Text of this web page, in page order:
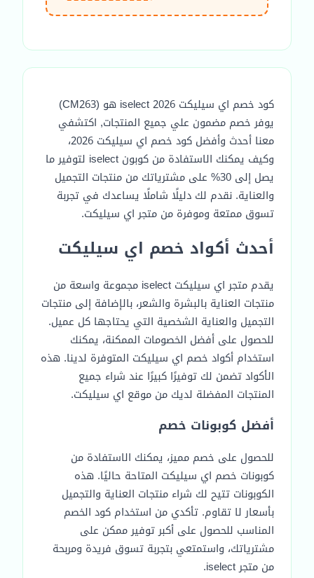
كود خصم اي سيليكت iselect 2026 هو (CM263)
يوفر خصم مضمون علي جميع المنتجات, اكتشفي
معنا أحدث وأفضل كود خصم اي سيليكت 2026،
وكيف يمكنك الاستفادة من كوبون iselect لتوفير ما
يصل إلى 30% على مشترياتك من منتجات التجميل
والعناية. نقدم لك دليلًا شاملًا يساعدك في تجربة
تسوق ممتعة وموفرة من متجر اي سيليكت.
أحدث أكواد خصم اي سيليكت
يقدم متجر اي سيليكت iselect مجموعة واسعة من
منتجات العناية بالبشرة والشعر، بالإضافة إلى منتجات
التجميل والعناية الشخصية التي يحتاجها كل عميل.
للحصول على أفضل الخصومات الممكنة، يمكنك
استخدام أكواد خصم اي سيليكت المتوفرة لدينا. هذه
الأكواد تضمن لك توفيرًا كبيرًا عند شراء جميع
المنتجات المفضلة لديك من موقع اي سيليكت.
أفضل كوبونات خصم
للحصول على خصم مميز، يمكنك الاستفادة من
كوبونات خصم اي سيليكت المتاحة حاليًا. هذه
الكوبونات تتيح لك شراء منتجات العناية والتجميل
بأسعار لا تقاوم. تأكدي من استخدام كود الخصم
المناسب للحصول على أكبر توفير ممكن على
مشترياتك، واستمتعي بتجربة تسوق فريدة ومربحة
من متجر iselect.